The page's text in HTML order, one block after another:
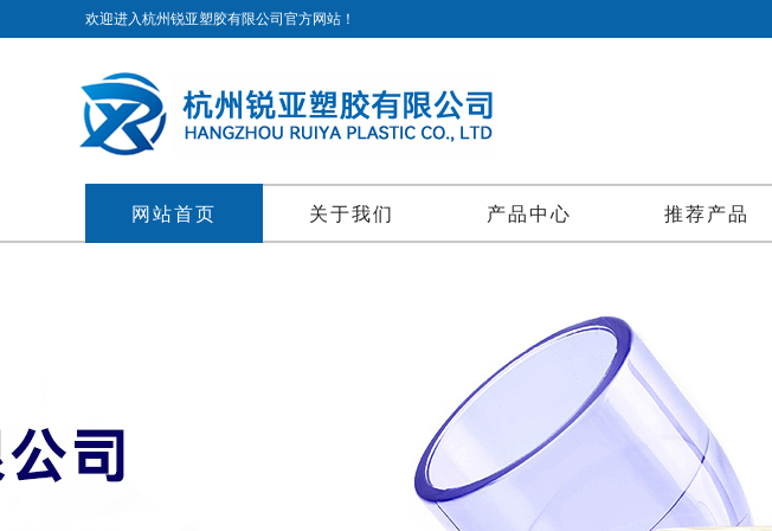
欢迎进入杭州锐亚塑胶有限公司官方网站！
网站首页 关于我们 产品中心 推荐产品